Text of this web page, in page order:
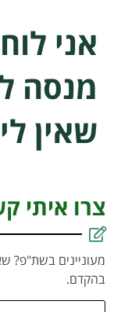
אני
מנסה
שאין
צרו איתי
מעוניינים בשת"פ?
בהקדם.